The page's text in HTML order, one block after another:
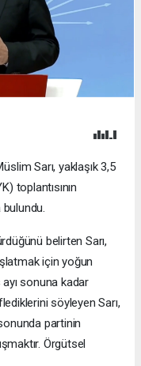
Sarı, yaklaşık 3,5
toplantısının
bulundu.
belirten Sarı,
için yoğun
sonuna kadar
söyleyen Sarı,
partinin
Örgütsel